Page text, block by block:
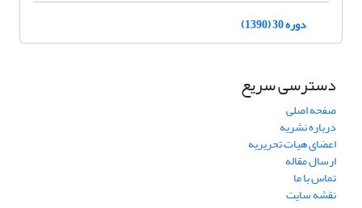
دوره 30 (1390)
دسترسی سریع
صفحه اصلی
درباره نشریه
اعضای هیات تحریریه
ارسال مقاله
تماس با ما
نقشه سایت